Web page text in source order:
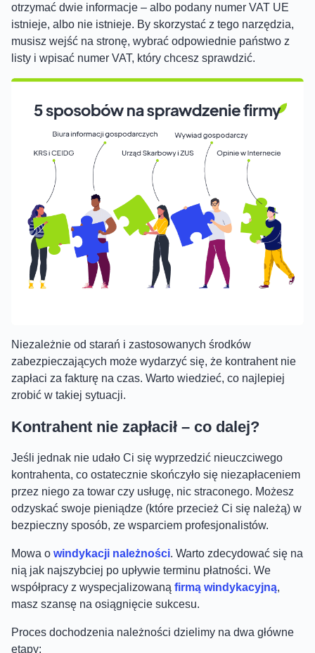
otrzymać dwie informacje – albo podany numer VAT UE
istnieje, albo nie istnieje. By skorzystać z tego narzędzia,
musisz wejść na stronę, wybrać odpowiednie państwo z
listy i wpisać numer VAT, który chcesz sprawdzić.
Niezależnie od starań i zastosowanych środków
zabezpieczających może wydarzyć się, że kontrahent nie
zapłaci za fakturę na czas. Warto wiedzieć, co najlepiej
zrobić w takiej sytuacji.
Kontrahent nie zapłacił – co dalej?
Jeśli jednak nie udało Ci się wyprzedzić nieuczciwego
kontrahenta, co ostatecznie skończyło się niezapłaceniem
przez niego za towar czy usługę, nic straconego. Możesz
odzyskać swoje pieniądze (które przecież Ci się należą) w
bezpieczny sposób, ze wsparciem profesjonalistów.
Mowa o windykacji należności. Warto zdecydować się na
nią jak najszybciej po upływie terminu płatności. We
współpracy z wyspecjalizowaną firmą windykacyjną,
masz szansę na osiągnięcie sukcesu.
Proces dochodzenia należności dzielimy na dwa główne
etapy: